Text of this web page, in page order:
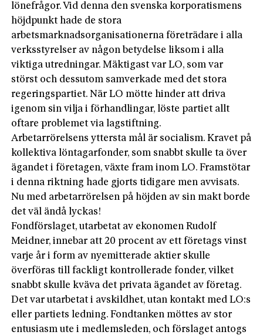
lönefrågor. Vid denna den svenska korporatismens
höjdpunkt hade de stora
arbetsmarknadsorganisationerna företrädare i alla
verksstyrelser av någon betydelse liksom i alla
viktiga utredningar. Mäktigast var LO, som var
störst och dessutom samverkade med det stora
regeringspartiet. När LO mötte hinder att driva
igenom sin vilja i förhandlingar, löste partiet allt
oftare problemet via lagstiftning.
Arbetarrörelsens yttersta mål är socialism. Kravet på
kollektiva löntagarfonder, som snabbt skulle ta över
ägandet i företagen, växte fram inom LO. Framstötar
i denna riktning hade gjorts tidigare men avvisats.
Nu med arbetarrörelsen på höjden av sin makt borde
det väl ändå lyckas!
Fondförslaget, utarbetat av ekonomen Rudolf
Meidner, innebar att 20 procent av ett företags vinst
varje år i form av nyemitterade aktier skulle
överföras till fackligt kontrollerade fonder, vilket
snabbt skulle kväva det privata ägandet av företag.
Det var utarbetat i avskildhet, utan kontakt med LO:s
eller partiets ledning. Fondtanken möttes av stor
entusiasm ute i medlemsleden, och förslaget antogs